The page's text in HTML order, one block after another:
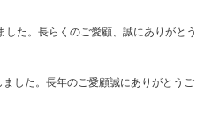
た。長らくのご愛顧、誠にありがとう
した。長年のご愛顧誠にありがとうご